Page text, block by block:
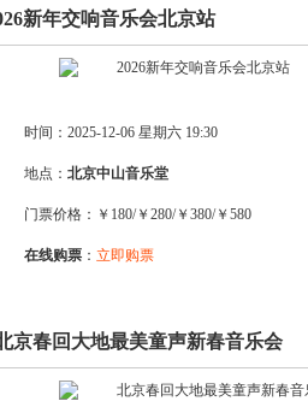
新年交响音乐会北京站
时间：2025-12-06 星期六 19:30
地点： 北京中山音乐堂
门票价格：￥180/￥280/￥380/￥580
在线购票 ： 立即购票
京春回大地最美童声新春音乐会